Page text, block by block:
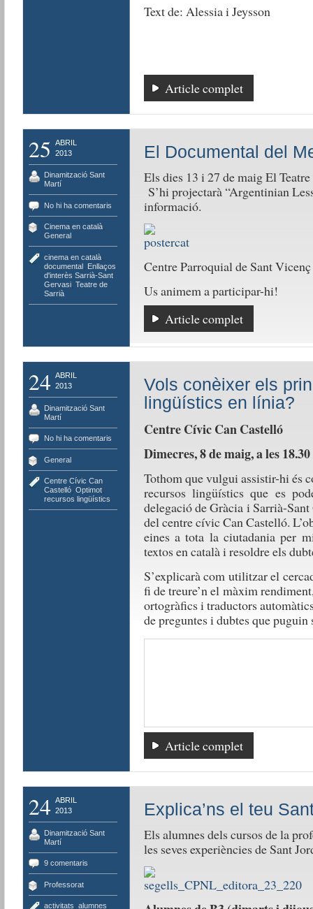
Text de: Alessia i Jeysson
Article complet
25
ABRIL
2013
Dinamització Sant
Martí
No hi ha comentaris
Cinema en català,
General
cinema en català,
documental, Enllaços
d'interès Sarrià-Sant
Gervasi, Teatre de
Sarrià
El Documental del
Els dies 13 i 27 de maig El
S’hi projectarà “Argentinian
informació.
Centre Parroquial de Sant
Us animem a participar-hi!
Article complet
24 ABRIL
2013
Dinamització Sant
Martí
No hi ha comentaris
General
Centre Cívic Can
Castelló, Optimot,
recursos lingüístics
Vols conèixer els
lingüístics en línia?
Centre Cívic Can Castelló
Dimecres, 8 de maig, a les
Tothom que vulgui assistir-hi és
recursos lingüístics que es
delegació de Gràcia i Sarrià-
del centre cívic Can Castelló.
eines a tota la ciutadania per
textos en català i resoldre els
S’explicarà com utilitzar el
fi de treure’n el màxim
ortogràfics i traductors
de preguntes i dubtes que puguin
Article complet
24 ABRIL
2013
Dinamització Sant
Martí
9 comentaris
Professorat
activitats alumnes
Explica’ns el teu
Els alumnes dels cursos de la
les seves experiències de Sant